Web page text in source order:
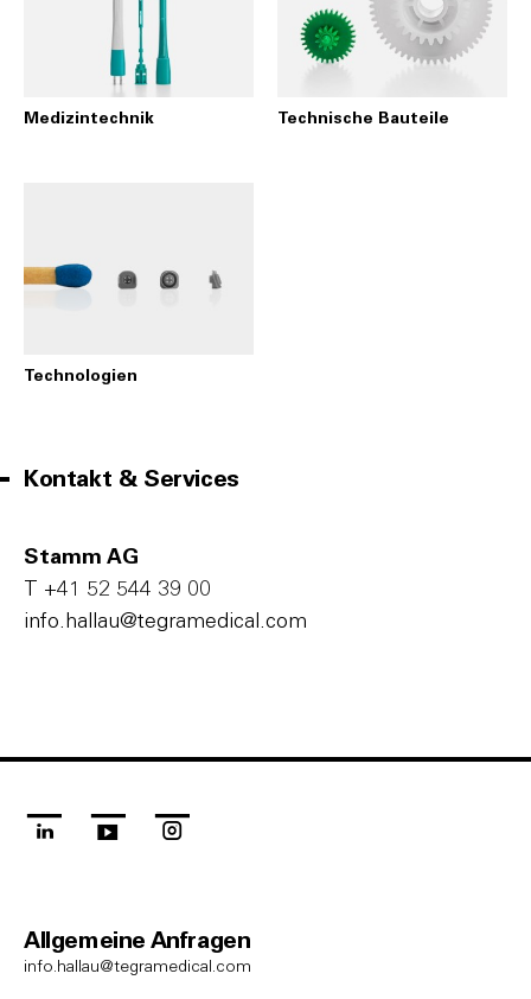
Medizintechnik Technische Bauteile
Technologien
Kontakt & Services
Stamm AG
+41 52 544 39 00
i‌n‌f‌o‌.h‌a‌l‌l‌a‌u‌@t‌e‌g‌r‌a‌m‌e‌d‌i‌c‌a‌l‌.c‌o‌m‌
linkedinyoutube
Allgemeine Anfragen
info.hallau@tegramedical.com